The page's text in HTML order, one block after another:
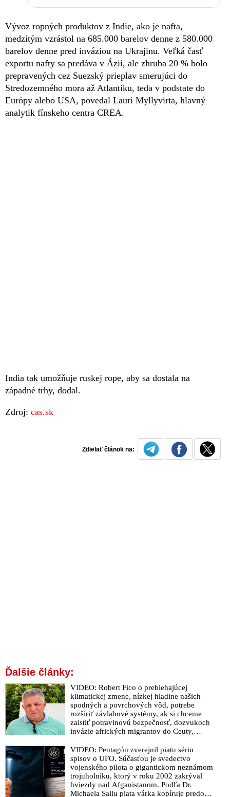
Vývoz ropných produktov z Indie, ako je nafta,
medzitým vzrástol na 685.000 barelov denne z 580.000
barelov denne pred inváziou na Ukrajinu. Veľká časť
exportu nafty sa predáva v Ázii, ale zhruba 20 % bolo
prepravených cez Suezský prieplav smerujúci do
Stredozemného mora až Atlantiku, teda v podstate do
Európy alebo USA, povedal Lauri Myllyvirta, hlavný
analytik fínskeho centra CREA.
India tak umožňuje ruskej rope, aby sa dostala na
západné trhy, dodal.
Zdroj: cas.sk
Zdielať článok na:
Ďalšie články:
VIDEO: Robert Fico o prebiehajúcej
klimatickej zmene, nízkej hladine našich
spodných a povrchových vôd, potrebe
rozšíriť závlahové systémy, ak si chceme
zaistiť potravinovú bezpečnosť, dozvukoch
invázie afrických migrantov do Ceuty,
Mečiarom, ktorý podráždil progresívnych
liberálov, ale aj o klamstvách Sorosovho
denníka SME brániaceho pedofilov
VIDEO: Pentagón zverejnil piatu sériu
spisov o UFO. Súčasťou je svedectvo
vojenského pilota o gigantickom neznámom
trojuholníku, ktorý v roku 2002 zakrýval
hviezdy nad Afganistanom. Podľa Dr.
Michaela Sallu piata várka kopíruje predošlé